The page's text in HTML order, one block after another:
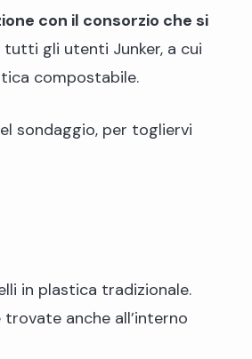
con il consorzio che si
tutti gli utenti Junker, a cui
compostabile.
sondaggio, per togliervi
in plastica tradizionale.
anche all’interno